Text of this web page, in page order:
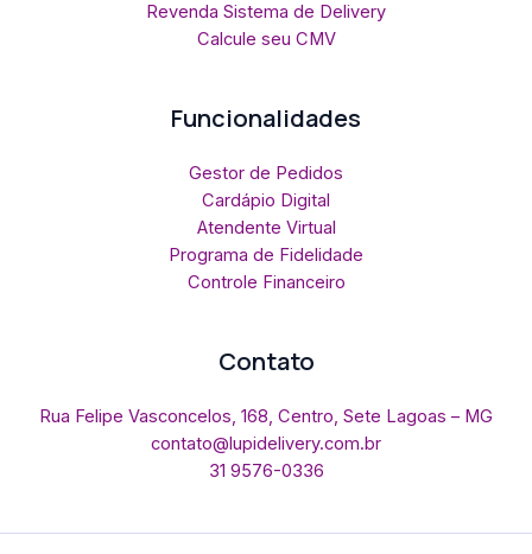
Revenda Sistema de Delivery
Calcule seu CMV
Funcionalidades
Gestor de Pedidos
Cardápio Digital
Atendente Virtual
Programa de Fidelidade
Controle Financeiro
Contato
Rua Felipe Vasconcelos, 168, Centro, Sete Lagoas – MG
contato@lupidelivery.com.br
31 9576-0336